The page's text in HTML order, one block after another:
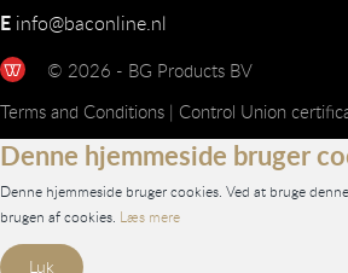
E info@baconline.nl
© 2026 - BG Products BV
Terms and Conditions | Control Union
Denne hjemmeside bruger
Denne hjemmeside bruger cookies. Ved at bruge
brugen af cookies. Læs mere
Luk